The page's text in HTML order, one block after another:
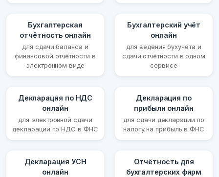
Бухгалтерская
отчётность онлайн
для сдачи баланса и
финансовой отчётности в
электронном виде
Бухгалтерский учёт
онлайн
для ведения бухучёта и
сдачи отчётности в одном
сервисе
Декларация по НДС
онлайн
для электронной сдачи
декларации по НДС в ФНС
Декларация по
прибыли онлайн
для сдачи декларации по
налогу на прибыль в ФНС
Декларация УСН
онлайн
Отчётность для
бухгалтерских фирм